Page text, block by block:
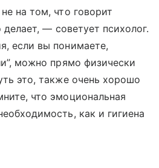
на том, что говорит
делает, — советует психолог.
если вы понимаете,
можно прямо физически
это, также очень хорошо
что эмоциональная
как и гигиена